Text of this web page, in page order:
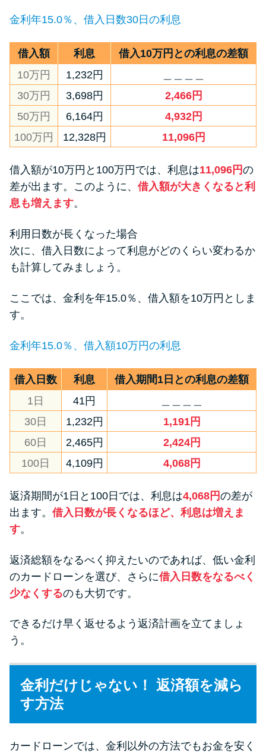
金利年15.0％、借入日数30日の利息
借入額 利息
借入10万円との利息の差額
10万円
1,232円
30万円
3,698円
2,466円
50万円
6,164円
4,932円
100万円
12,328円 11,096円
借入額が10万円と100万円では、利息は11,096円の
差が出ます。このように、 借入額が大きくなると利
息も増えます。
利用日数が長くなった場合
次に、借入日数によって利息がどのくらい変わるか
も計算してみましょう。
ここでは、金利を年15.0％、借入額を10万円としま
す。
金利年15.0％、借入額10万円の利息
借入日数 利息
借入期間1日との利息の差額
1日
41円
30日
1,232円
1,191円
60日
2,465円
2,424円
100日
4,109円 4,068円
返済期間が1日と100日では、利息は4,068円の差が
出ます。 借入日数が長くなるほど、利息は増えま
す。
返済総額をなるべく抑えたいのであれば、低い金利
のカードローンを選び、さらに借入日数をなるべく
少なくするのも大切です。
できるだけ早く返せるよう返済計画を立てましょ
う。
金利だけじゃない！ 返済額を減ら
す方法
カードローンでは、金利以外の方法でもお金を安く